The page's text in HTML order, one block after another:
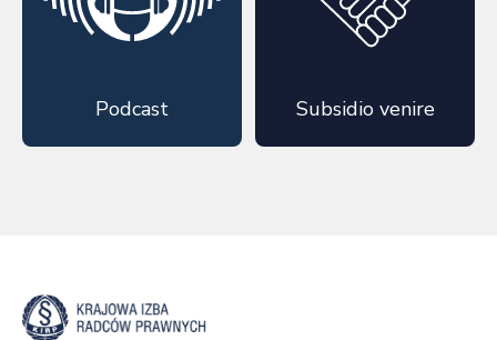
Podcast Subsidio venire